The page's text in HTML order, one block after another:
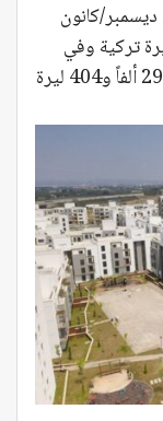
كانون
في إسطنبول 36 ألفاً و111 ليرة تركية وفي
أنقرة 19 ألفاً و608 ليرة تركية وفي إزمير 29 ألفاً و404 ليرة